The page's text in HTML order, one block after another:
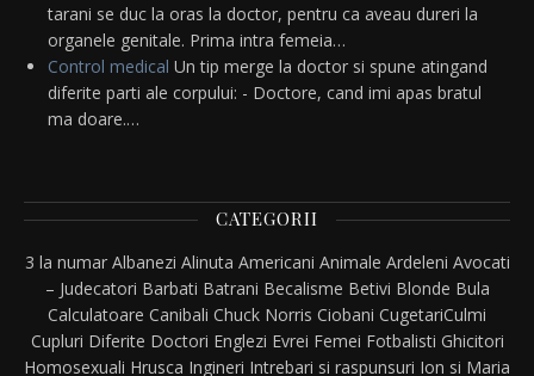
tarani se duc la oras la doctor, pentru ca aveau dureri la
organele genitale. Prima intra femeia…
Control medical Un tip merge la doctor si spune atingand
diferite parti ale corpului: - Doctore, cand imi apas bratul
ma doare.…
CATEGORII
3 la numar Albanezi Alinuta Americani Animale Ardeleni Avocati
– Judecatori Barbati Batrani Becalisme Betivi Blonde Bula
Calculatoare Canibali Chuck Norris Ciobani CugetariCulmi
Cupluri Diferite Doctori Englezi Evrei Femei Fotbalisti Ghicitori
Homosexuali Hrusca Ingineri Intrebari si raspunsuri Ion si Maria